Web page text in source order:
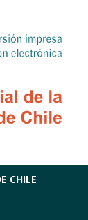
CHILE